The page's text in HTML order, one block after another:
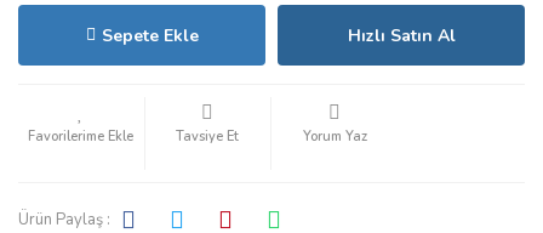
Sepete Ekle Hızlı Satın Al
Tavsiye Et Yorum Yaz
Ürün Paylaş :